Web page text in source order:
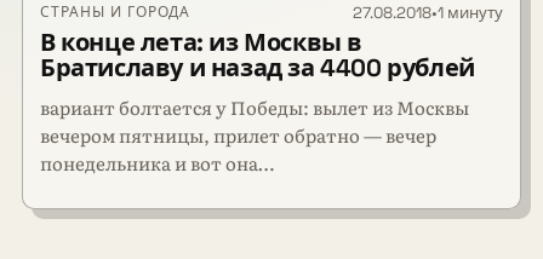
СТРАНЫ И ГОРОДА 27.08.2018•1 минуту
В конце лета: из Москвы в
Братиславу и назад за 4400 рублей
вариант болтается у Победы: вылет из Москвы
вечером пятницы, прилет обратно — вечер
понедельника и вот она…